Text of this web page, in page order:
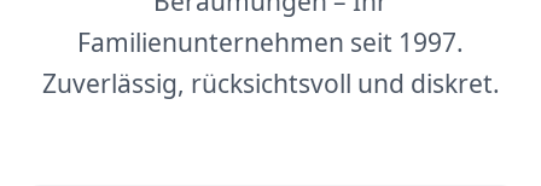
Familienunternehmen seit 1997.
Zuverlässig, rücksichtsvoll und diskret.